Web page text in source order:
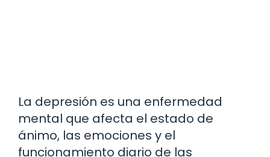
La depresión es una enfermedad
mental que afecta el estado de
ánimo, las emociones y el
funcionamiento diario de las